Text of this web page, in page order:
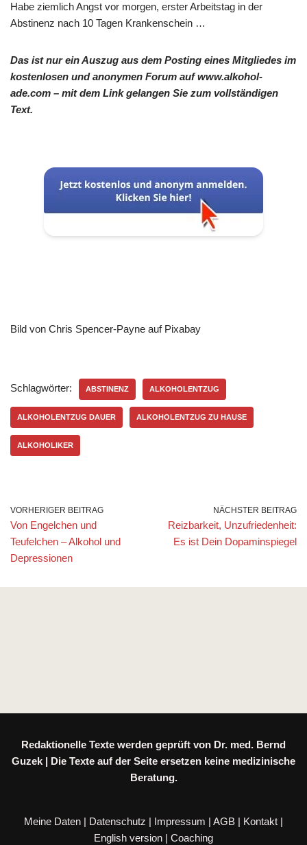
Habe ziemlich Angst vor morgen, erster Arbeitstag in der
Abstinenz nach 10 Tagen Krankenschein …
Das ist nur ein Auszug aus dem Posting eines Mitgliedes im
kostenlosen und anonymen Forum auf www.alkohol-
ade.com – mit dem Link gelangen Sie zum vollständigen
Text.
Bild von Chris Spencer-Payne auf Pixabay
Schlagwörter: ABSTINENZ ALKOHOLENTZUG
ALKOHOLENTZUG DAUER ALKOHOLENTZUG ZU HAUSE
ALKOHOLIKER
VORHERIGER BEITRAG
Von Engelchen und
Teufelchen – Alkohol und
Depressionen
NÄCHSTER BEITRAG
Reizbarkeit, Unzufriedenheit:
Es ist Dein Dopaminspiegel
Redaktionelle Texte werden geprüft von Dr. med. Bernd
Guzek | Die Texte auf der Seite ersetzen keine medizinische
Beratung.
Meine Daten | Datenschutz | Impressum | AGB | Kontakt |
English version | Coaching